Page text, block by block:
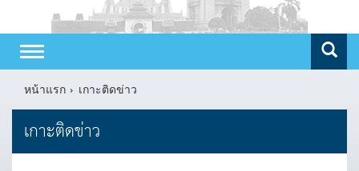
Toggle
navigation
หน้าแรก
เกาะติดข่าว
เกาะติดข่าว